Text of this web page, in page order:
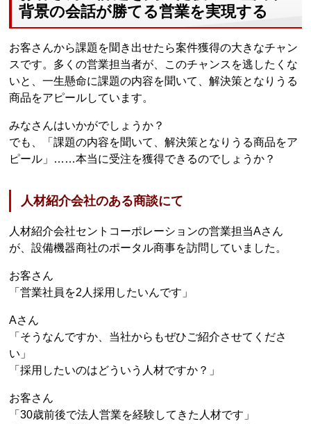
背景の会話が勝てる営業を実現する
お客さんから課題を聞き出せたら案件獲得の大きなチャン
スです。多くの営業担当者が、このチャンスを逃したくな
いと、一生懸命に課題の内容を聞いて、解決策となりうる
商品をアピールしています。
みなさんはいかがでしょうか？
でも、「課題の内容を聞いて、解決策となりうる商品をア
ピール」……本当に受注を獲得できるのでしょうか？
人材紹介会社のある商談にて
人材紹介会社セントコーポレーションの営業担当Aさん
が、設備機器商社のポータル商事を訪問していました。
お客さん
「営業社員を2人採用したいんです」
Aさん
「そうなんですか、当社からもぜひご紹介させてくださ
い」
「採用したいのはどういう人材ですか？」
お客さん
「30歳前後で法人営業を経験してきた人材です」